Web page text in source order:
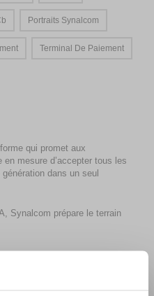
Portraits Synalcom
Terminal De Paiement
qui promet aux
en mesure d’accepter tous les
dans un seul
Synalcom prépare le terrain